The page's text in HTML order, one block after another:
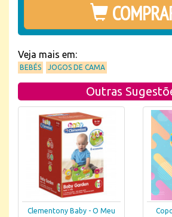
Veja mais em:
BEBÉS JOGOS DE CAMA
Outras
Clementony Baby - O Meu